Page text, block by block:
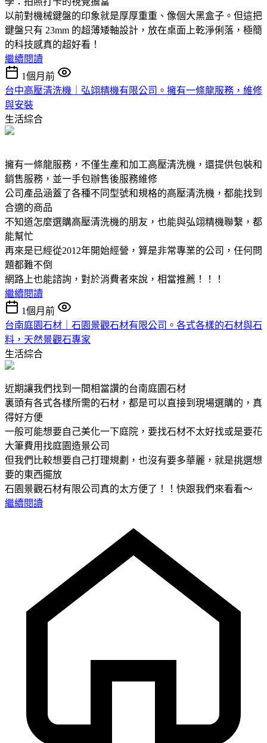
以前對機械鍵盤的印象就是厚厚重重、像個大黑盒子。但這把
鍵盤只有 23mm 的超薄矮軸設計，放在桌面上乾淨俐落，極簡
的科技感真的超好看！
繼續閱讀
1個月前
台中高壓清洗機｜弘翊精機有限公司。擁有一條龍服務，維修
與安裝
生活綜合
擁有一條龍服務，不僅生產和加工高壓清洗機，還提供包裝和
銷售服務，並一手包辦售後服務維修
公司產品涵蓋了各種不同型號和規格的高壓清洗機，都能找到
合適的商品
不知道怎麼選購高壓清洗機的朋友，也能與弘翊精機聯繫，都
能幫忙
再來是已經從2012年開始經營，算是非常專業的公司，任何問
題都難不倒
網路上也能諮詢，對於消費者來說，相當推薦！！！
繼續閱讀
1個月前
台南庭園石材｜石園景觀石材有限公司。各式各樣的石材與石
料，天然景觀石專家
生活綜合
近期讓我們找到一間相當讚的台南庭園石材
裏頭有各式各樣所需的石材，都是可以直接到現場選購的，真
得好方便
一般可能想要自己美化一下庭院，要找石材不太好找或是要花
大筆費用找庭園造景公司
但我們比較想要自己打理規劃，也沒有要多華麗，就是挑選想
要的東西擺放
石園景觀石材有限公司真的太方便了！！快跟我們來看看～
繼續閱讀